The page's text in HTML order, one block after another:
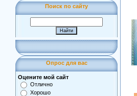
Поиск по сайту
Опрос для вас
Оцените мой сайт
Отлично
Хорошо